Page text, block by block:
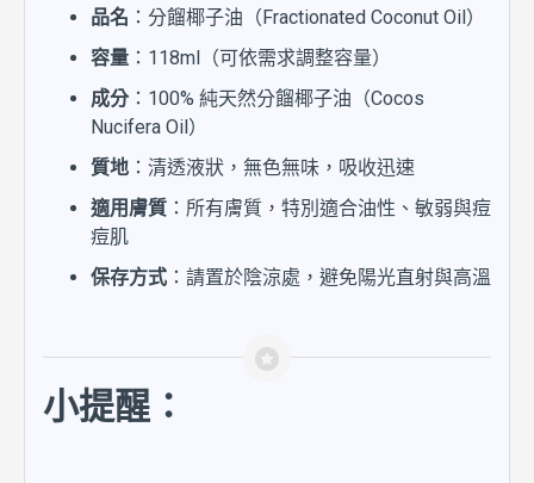
品名 ：分餾椰子油（Fractionated Coconut Oil）
容量 ：118ml（可依需求調整容量）
成分：100% 純天然分餾椰子油（Cocos
Nucifera Oil）
質地 ：清透液狀，無色無味，吸收迅速
適用膚質 ：所有膚質，特別適合油性、敏弱與痘
痘肌
保存方式 ：請置於陰涼處，避免陽光直射與高溫
小提醒：